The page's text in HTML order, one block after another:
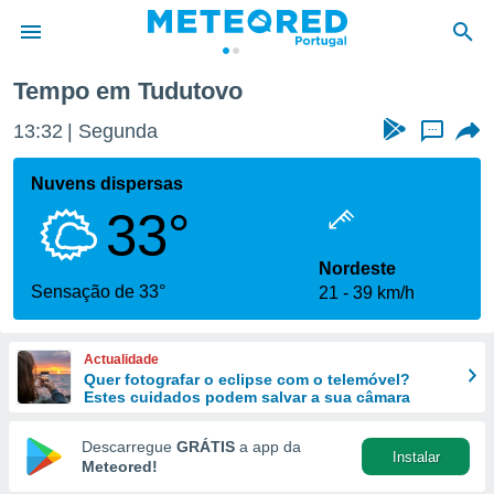
da
foi
fornecidas
a este
das
e
forma
digital
Tempo em Tudutovo
13:32 Segunda ...
Nuvens dispersas
33°
Sensação de 33°
Nordeste
21
39 km/h
Actualidade
Quer fotografar o eclipse com o telemóvel?
Estes cuidados podem salvar a sua câmara
Descarregue GRÁTIS a app da
Meteored!
Instalar